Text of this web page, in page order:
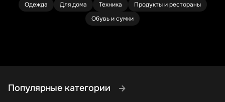
Одежда Для дома Техника
Продукты и рестораны
Обувь и сумки
Популярные категории